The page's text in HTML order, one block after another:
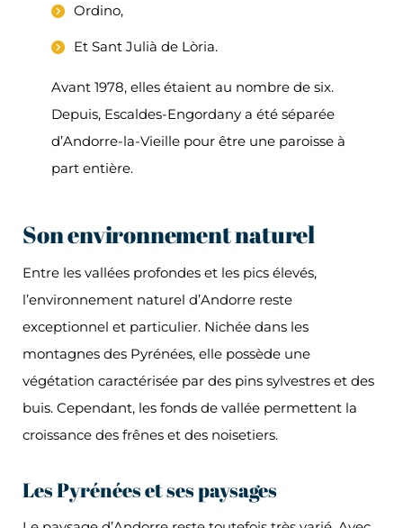
Ordino,
Et Sant Julià de Lòria.
Avant 1978, elles étaient au nombre de six.
Depuis, Escaldes-Engordany a été séparée
d’Andorre-la-Vieille pour être une paroisse à
part entière.
Son environnement naturel
Entre les vallées profondes et les pics élevés,
l’environnement naturel d’Andorre reste
exceptionnel et particulier. Nichée dans les
montagnes des Pyrénées, elle possède une
végétation caractérisée par des pins sylvestres et des
buis. Cependant, les fonds de vallée permettent la
croissance des frênes et des noisetiers.
Les Pyrénées et ses paysages